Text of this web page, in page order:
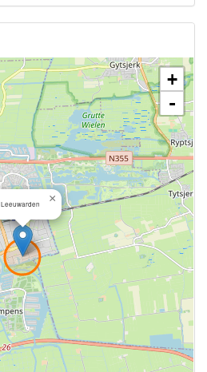
Leeuwarden ×
+
-